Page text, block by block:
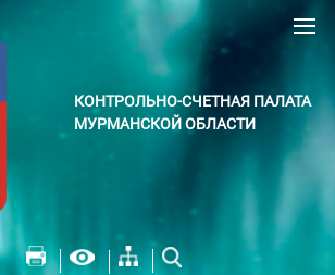
КОНТРОЛЬНО-СЧЕТНАЯ ПАЛАТА
МУРМАНСКОЙ ОБЛАСТИ